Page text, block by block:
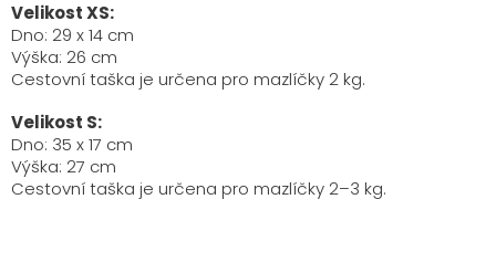
Velikost XS:
Dno: 29 x 14 cm
Výška: 26 cm
Cestovní taška je určena pro mazlíčky 2 kg.
Velikost S:
Dno: 35 x 17 cm
Výška: 27 cm
Cestovní taška je určena pro mazlíčky 2–3 kg.